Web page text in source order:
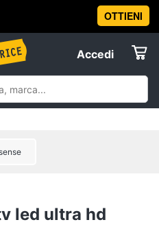
OTTIENI
Accedi
led ultra hd